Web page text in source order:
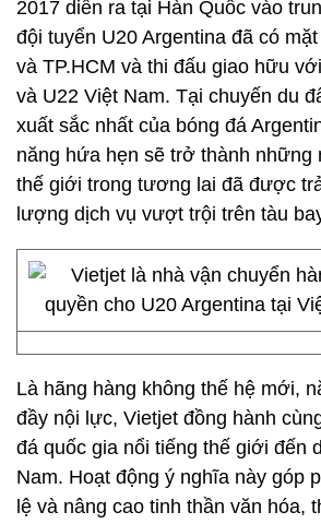
2017 diễn ra tại Hàn Quốc vào
đội tuyển U20 Argentina đã có
và TP.HCM và thi đấu giao hữu
và U22 Việt Nam. Tại chuyến du
xuất sắc nhất của bóng đá
năng hứa hẹn sẽ trở thành những
thế giới trong tương lai đã được
lượng dịch vụ vượt trội trên tàu
Là hãng hàng không thế hệ mới,
đầy nội lực, Vietjet đồng hành
đá quốc gia nổi tiếng thế giới đến
Nam. Hoạt động ý nghĩa này góp
lệ và nâng cao tinh thần văn hóa,